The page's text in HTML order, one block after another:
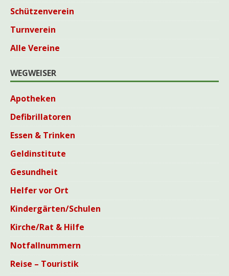
Schützenverein
Turnverein
Alle Vereine
WEGWEISER
Apotheken
Defibrillatoren
Essen & Trinken
Geldinstitute
Gesundheit
Helfer vor Ort
Kindergärten/Schulen
Kirche/Rat & Hilfe
Notfallnummern
Reise – Touristik